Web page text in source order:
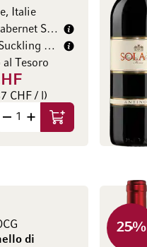
Italie
65% Cabernet Sauvignon
James Suckling 97/100
al Tesoro
CHF / l)
Ajouter au panier
di
25%